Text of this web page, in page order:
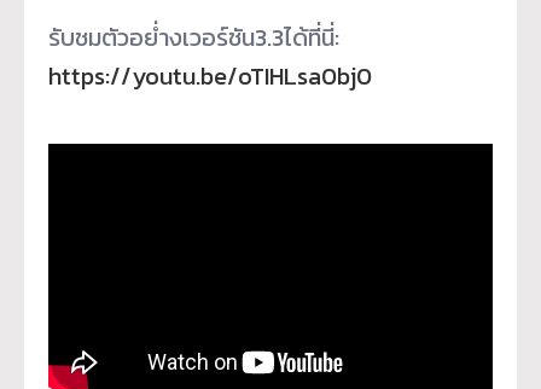
รับชมตัวอย่ํางเวอร์ชัน3.3ได้ที่นี่:
https://youtu.be/oTIHLsa0bj0